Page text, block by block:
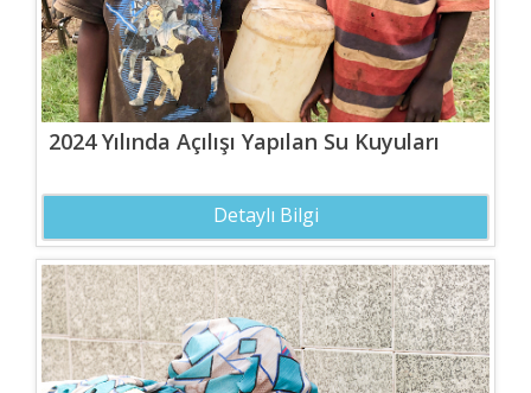
2024 Yılında Açılışı Yapılan Su Kuyuları
Detaylı Bilgi